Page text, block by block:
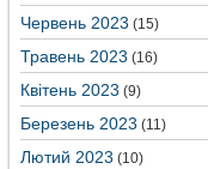
Червень 2023 (15)
Травень 2023 (16)
Квітень 2023 (9)
Березень 2023 (11)
Лютий 2023 (10)